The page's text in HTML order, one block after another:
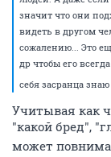
значит что они
видеть в другом
сожалению... Это
др чтобы его
себя засранца знаю
Учитывая как
"какой бред",
может